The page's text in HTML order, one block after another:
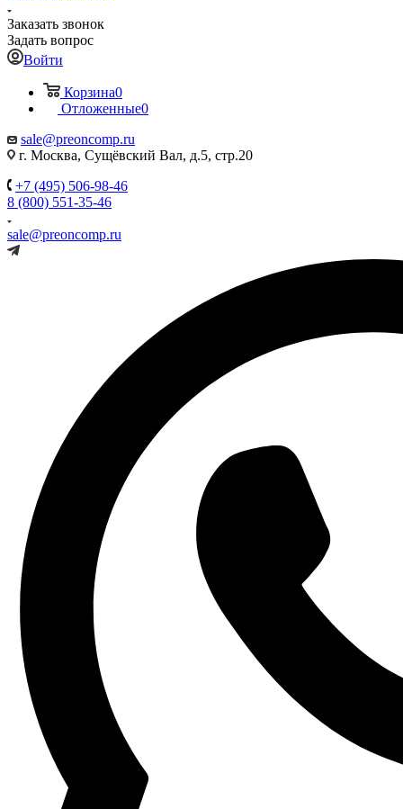
Заказать звонок
Задать вопрос
Войти
Корзина0
Отложенные0
sale@preoncomp.ru
г. Москва, Сущёвский Вал, д.5, стр.20
+7 (495) 506-98-46
8 (800) 551-35-46
sale@preoncomp.ru